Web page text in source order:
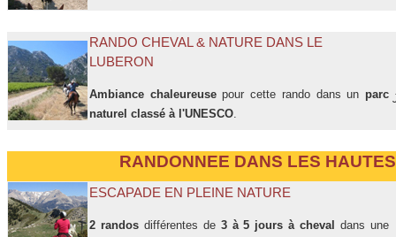
RANDO CHEVAL & NATURE DANS LE
LUBERON
Ambiance chaleureusepour cette rando dans un parc
naturel classé à l'UNESCO.
RANDONNEE DANS LES
ESCAPADE EN PLEINE NATURE
2 randos différentes de 3 à 5 jours à chevaldans une